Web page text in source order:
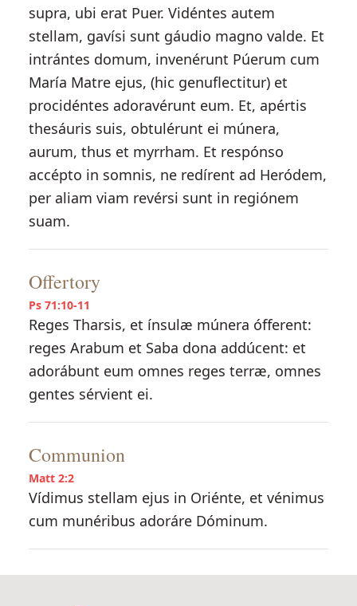
supra, ubi erat Puer. Vidéntes autem
stellam, gavísi sunt gáudio magno valde. Et
intrántes domum, invenérunt Púerum cum
María Matre ejus, (hic genuflectitur) et
procidéntes adoravérunt eum. Et, apértis
thesáuris suis, obtulérunt ei múnera,
aurum, thus et myrrham. Et respónso
accépto in somnis, ne redírent ad Heródem,
per aliam viam revérsi sunt in regiónem
suam.
Offertory
Ps 71:10-11
Reges Tharsis, et ínsulæ múnera ófferent:
reges Arabum et Saba dona addúcent: et
adorábunt eum omnes reges terræ, omnes
gentes sérvient ei.
Communion
Matt 2:2
Vídimus stellam ejus in Oriénte, et vénimus
cum munéribus adoráre Dóminum.